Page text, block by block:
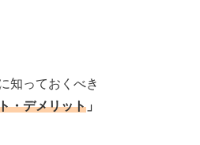
知っておくべき
・デメリット 」